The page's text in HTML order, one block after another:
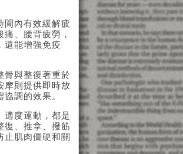
間內有效緩解疲
、腰背疲勞，
還能增強免疫
骨與整復著重於
摩則提供即時放
調的效果。
適度運動，都是
復、推拿、撥筋
止肌肉僵硬和關